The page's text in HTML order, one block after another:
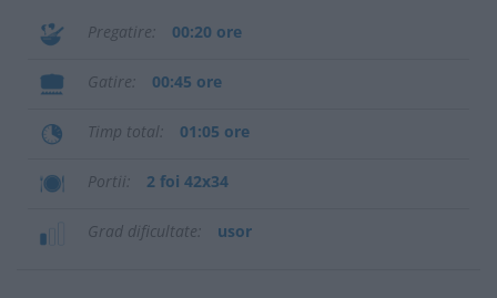
Pregatire 00:20 ore
Gatire 00:45 ore
Timp total 01:05 ore
Portii 2 foi 42x34
Grad dificultate usor